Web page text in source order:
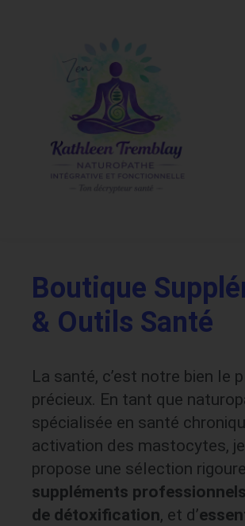
Boutique
& Outils Santé
La santé, c’est notre bien le
précieux. En tant que
spécialisée en santé
activation des mastocytes,
propose une sélection
suppléments professionnels
de détoxification, et d’